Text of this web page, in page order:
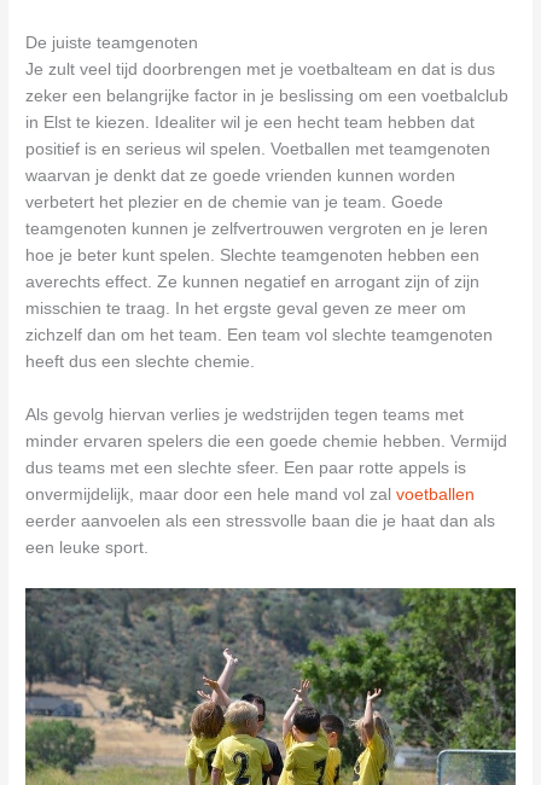
De juiste teamgenoten
Je zult veel tijd doorbrengen met je voetbalteam en dat is dus
zeker een belangrijke factor in je beslissing om een voetbalclub
in Elst te kiezen. Idealiter wil je een hecht team hebben dat
positief is en serieus wil spelen. Voetballen met teamgenoten
waarvan je denkt dat ze goede vrienden kunnen worden
verbetert het plezier en de chemie van je team. Goede
teamgenoten kunnen je zelfvertrouwen vergroten en je leren
hoe je beter kunt spelen. Slechte teamgenoten hebben een
averechts effect. Ze kunnen negatief en arrogant zijn of zijn
misschien te traag. In het ergste geval geven ze meer om
zichzelf dan om het team. Een team vol slechte teamgenoten
heeft dus een slechte chemie.
Als gevolg hiervan verlies je wedstrijden tegen teams met
minder ervaren spelers die een goede chemie hebben. Vermijd
dus teams met een slechte sfeer. Een paar rotte appels is
onvermijdelijk, maar door een hele mand vol zalvoetballen
eerder aanvoelen als een stressvolle baan die je haat dan als
een leuke sport.